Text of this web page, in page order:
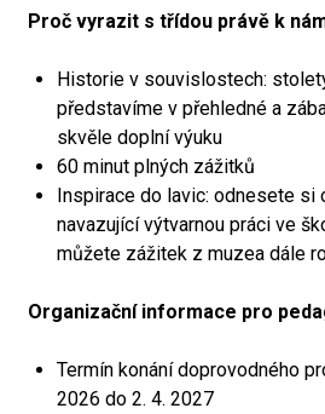
Proč vyrazit s třídou právě k
Historie v souvislostech:
představíme v přehledné a
skvěle doplní výuku
60 minut plných zážitků
Inspirace do lavic: odnesete si
navazující výtvarnou práci ve
můžete zážitek z muzea dále
Organizační informace pro
Termín konání doprovodného
2026 do 2. 4. 2027